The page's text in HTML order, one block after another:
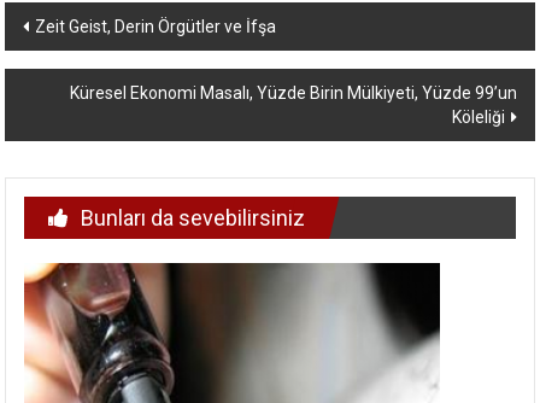
Yazı
dolaşımı
Zeit Geist, Derin Örgütler ve İfşa
Küresel Ekonomi Masalı, Yüzde Birin Mülkiyeti, Yüzde 99’un
Köleliği
Bunları da sevebilirsiniz